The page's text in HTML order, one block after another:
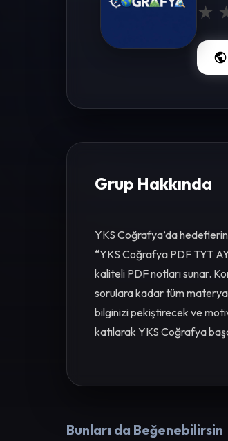
★
Grup Hakkında
YKS Coğrafya’da
“YKS Coğrafya PDF TYT
kaliteli PDF notları sunar.
sorulara kadar tüm
bilginizi pekiştirecek ve
katılarak YKS Coğrafya
Bunları da Beğenebilirsin